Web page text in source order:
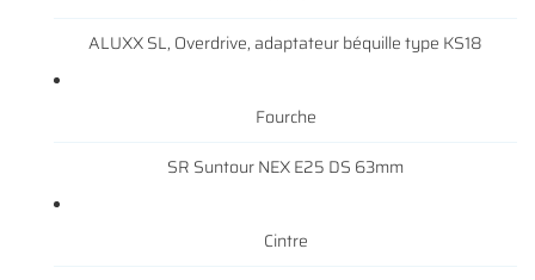
ALUXX SL, Overdrive, adaptateur béquille type KS18
Fourche
SR Suntour NEX E25 DS 63mm
Cintre